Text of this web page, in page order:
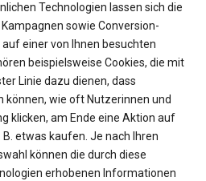
Technologien lassen sich die
sowie Conversion-
einer von Ihnen besuchten
beispielsweise Cookies, die mit
Linie dazu dienen, dass
wie oft Nutzerinnen und
klicken, am Ende eine Aktion auf
etwas kaufen. Je nach Ihren
können die durch diese
erhobenen Informationen